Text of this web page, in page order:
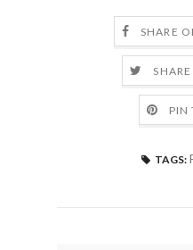
SHARE
PIN
TAGS: